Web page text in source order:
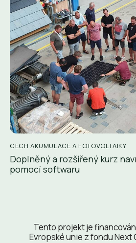
CECH AKUMULACE A FOTOVOLTAIKY
Doplněný a rozšířený kurz
pomocí softwaru
Tento projekt je
Evropské unie z fondu Next